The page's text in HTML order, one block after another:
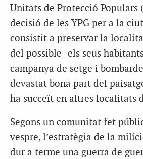
Unitats de Protecció Populars
decisió de les YPG per a la
consistit a preservar la
del possible- els seus
campanya de setge i
devastat bona part del
ha succeït en altres localitats
Segons un comunitat fet
vespre, l’estratègia de la
dur a terme una guerra de